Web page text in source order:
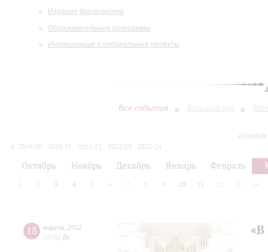
Издания филармонии
Образовательные программы
Инклюзивные и специальные проекты
Все события Большой зал
2019/20
2020/21 2021/22 2022/23
2023/24
Октябрь Ноябрь Декабрь Январь Февраль
2 3 4 5 6 7 8 9 10 11 12 13 14
18 марта
2012
15:00 Вс «В